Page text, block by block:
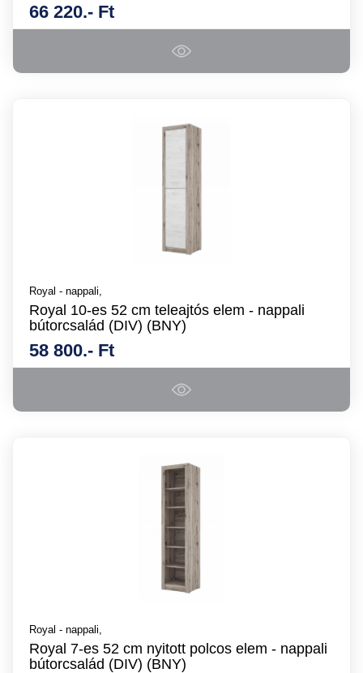
66 220.- Ft
Royal - nappali,
Royal 10-es 52 cm teleajtós elem - nappali
bútorcsalád (DIV) (BNY)
58 800.- Ft
Royal - nappali,
Royal 7-es 52 cm nyitott polcos elem - nappali
bútorcsalád (DIV) (BNY)